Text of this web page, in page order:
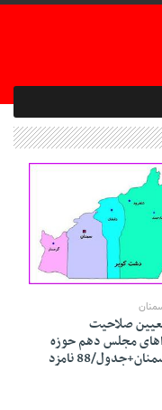
صلاحیت
مجلس دهم حوزه
88 نامزد